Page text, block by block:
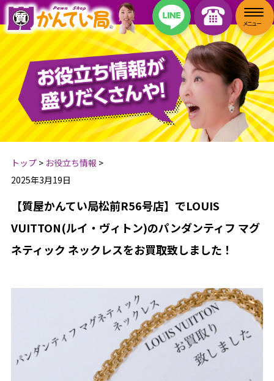
トップ> お役立ち情報 >
2025年3月19日
【質屋かんてい局松前R56号店】でLOUIS
VUITTON(ルイ・ヴィトン)のパンダンティフ マグ
ネティック ネックレスをお買取致しました！